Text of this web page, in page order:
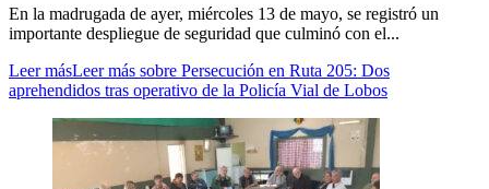
En la madrugada de ayer, miércoles 13 de mayo, se registró un
importante despliegue de seguridad que culminó con el...
Leer másLeer más sobre Persecución en Ruta 205: Dos
aprehendidos tras operativo de la Policía Vial de Lobos